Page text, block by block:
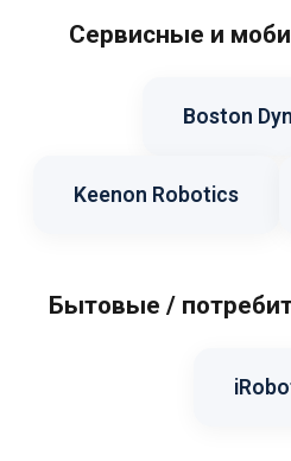
Сервисные и
Boston
Keenon Robotics
Бытовые /